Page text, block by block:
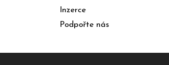
Inzerce
Podpořte nás